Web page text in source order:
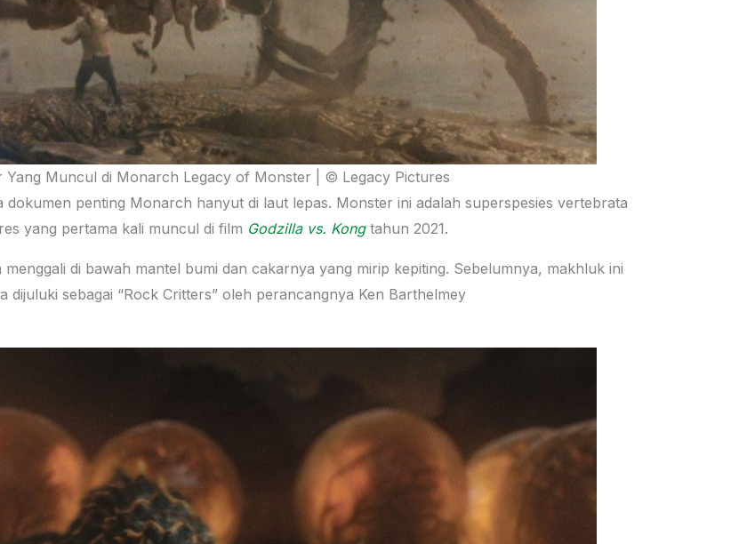
Yang Muncul di Monarch Legacy of Monster | © Legacy Pictures
penting Monarch hanyut di laut lepas. Monster ini adalah superspesies vertebrata
yang pertama kali muncul di film Godzilla vs. Kong tahun 2021.
di bawah mantel bumi dan cakarnya yang mirip kepiting. Sebelumnya, makhluk ini
dijuluki sebagai “Rock Critters” oleh perancangnya Ken Barthelmey